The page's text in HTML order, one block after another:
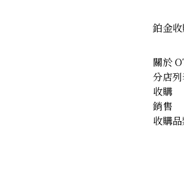
(Pt1000) Tanaka Kikinzoku 16
鉑金
關於
分店
收購
銷售
收購